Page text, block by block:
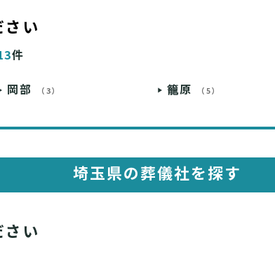
い
件
岡部 （3） 籠原 （5）
埼玉県の葬儀社を探す
い